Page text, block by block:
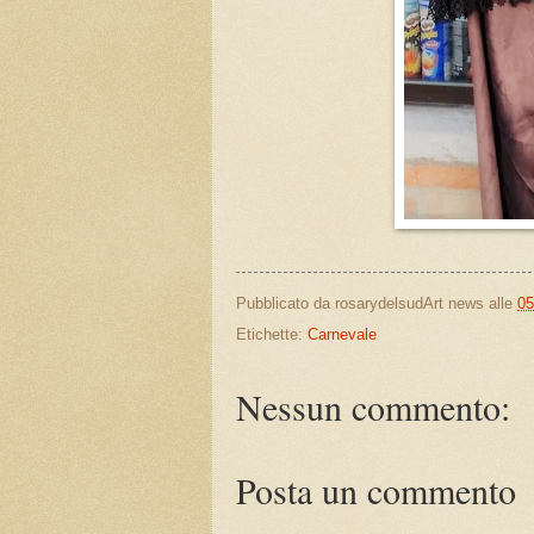
Pubblicato da rosarydelsudArt news alle
Etichette: Carnevale
Nessun commento:
Posta un commento